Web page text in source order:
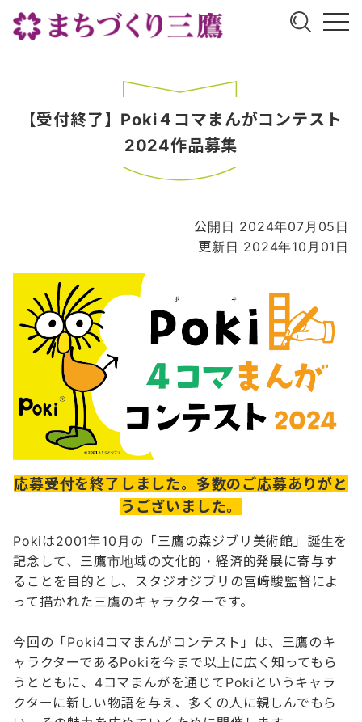
【受付終了】Poki４コマまんがコンテスト
2024作品募集
公開日 2024年07月05日
更新日 2024年10月01日
応募受付を終了しました。多数のご応募ありがと
うございました。
Pokiは2001年10月の「三鷹の森ジブリ美術館」誕生を
記念して、三鷹市地域の文化的・経済的発展に寄与す
ることを目的とし、スタジオジブリの宮﨑駿監督によ
って描かれた三鷹のキャラクターです。
今回の「Poki4コマまんがコンテスト」は、三鷹のキ
ャラクターであるPokiを今まで以上に広く知ってもら
うとともに、4コマまんがを通じてPokiというキャラ
クターに新しい物語を与え、多くの人に親しんでもら